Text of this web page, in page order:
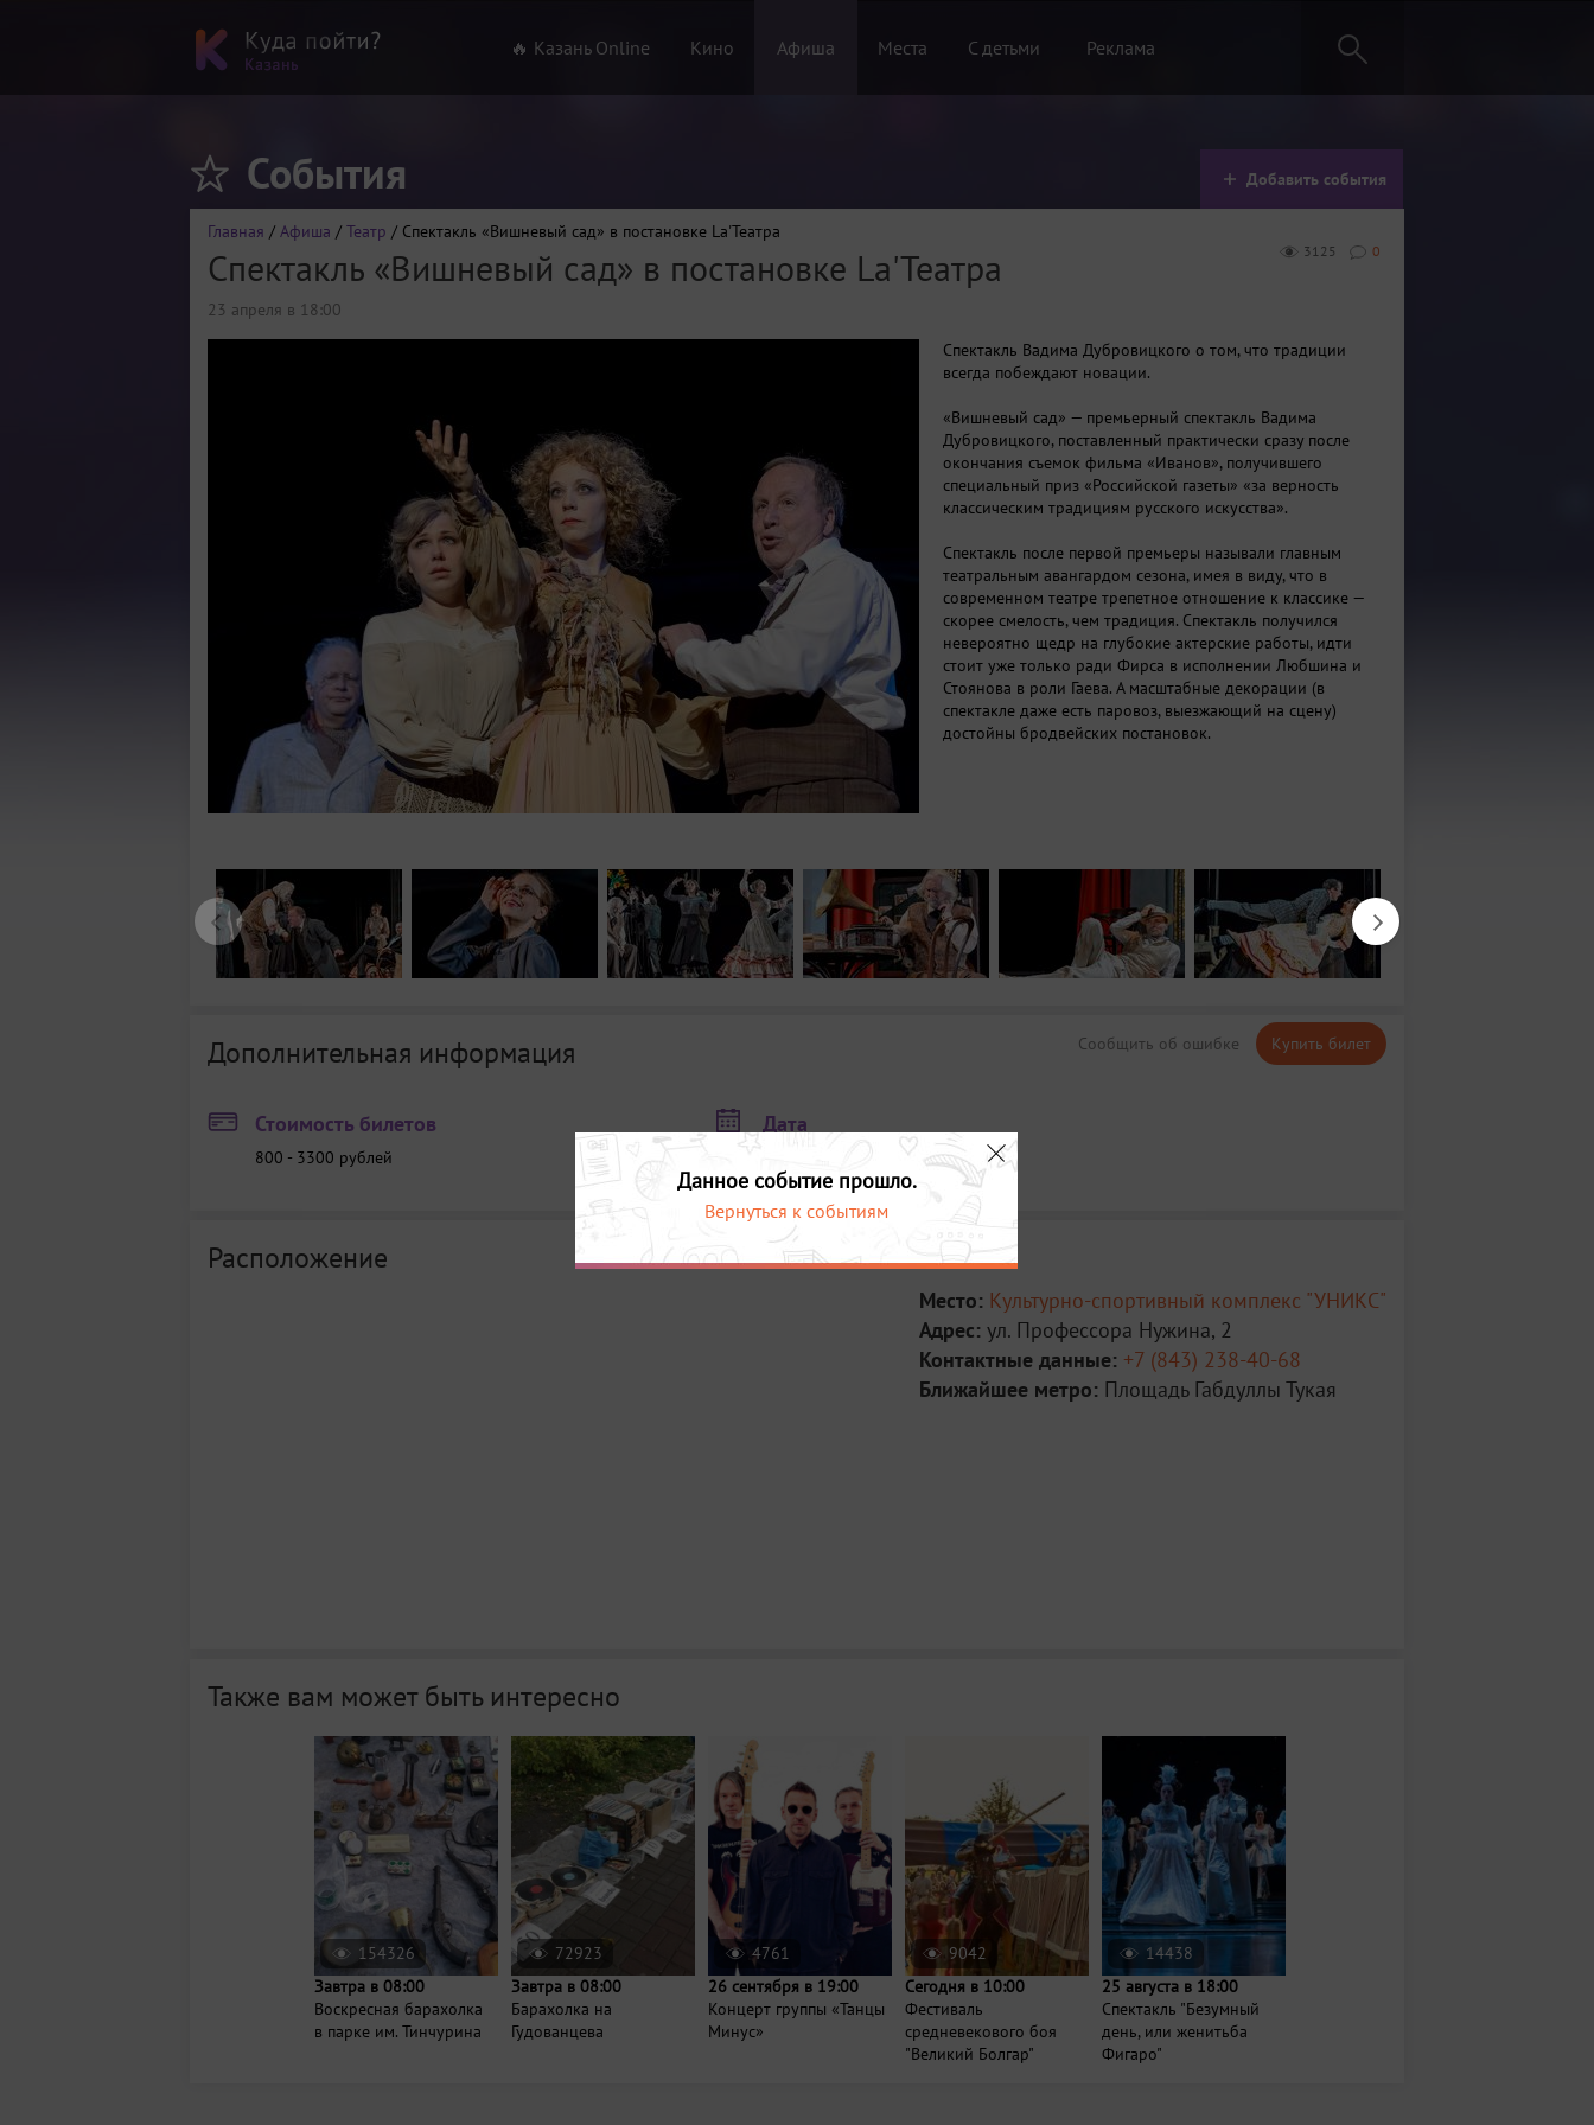
🔥 Казань Online Кино Афиша Места С детьми Реклама
События Добавить события
Главная / Афиша / Театр / Спектакль «Вишневый сад» в постановке La'Театра
0
3125
Спектакль «Вишневый сад» в постановке La'Театра
23 апреля в 18:00
Спектакль Вадима Дубровицкого о том, что традиции
всегда побеждают новации.
«Вишневый сад» — премьерный спектакль Вадима
Дубровицкого, поставленный практически сразу после
окончания съемок фильма «Иванов», получившего
специальный приз «Российской газеты» «за верность
классическим традициям русского искусства».
Спектакль после первой премьеры называли главным
театральным авангардом сезона, имея в виду, что в
современном театре трепетное отношение к классике —
скорее смелость, чем традиция. Спектакль получился
невероятно щедр на глубокие актерские работы, идти
стоит уже только ради Фирса в исполнении Любшина и
Стоянова в роли Гаева. А масштабные декорации (в
спектакле даже есть паровоз, выезжающий на сцену)
достойны бродвейских постановок.
Сообщить об ошибке Купить билет
Дополнительная информация
Стоимость билетов
800 - 3300 рублей
Дата
Расположение
Место: Культурно-спортивный комплекс "УНИКС"
Адрес: ул. Профессора Нужина, 2
Контактные данные: +7 (843) 238-40-68
Ближайшее метро: Площадь Габдуллы Тукая
Также вам может быть интересно
154326
Завтра в 08:00
Воскресная барахолка
в парке им. Тинчурина
72923
Завтра в 08:00
Барахолка на
Гудованцева
4761
26 сентября в 19:00
Концерт группы «Танцы
Минус»
9042
Сегодня в 10:00
Фестиваль
средневекового боя
"Великий Болгар"
14438
25 августа в 18:00
Спектакль "Безумный
день, или женитьба
Фигаро"
Данное событие прошло.
Вернуться к событиям